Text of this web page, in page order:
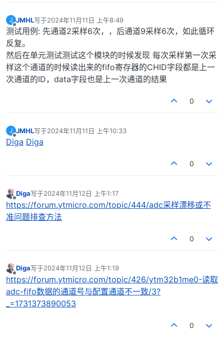
J
离线
JMHL写于2024年11月11日 上午8:49
最后由 编辑
测试用例: 先通道2采样6次，，后通道9采样6次，如此循环
反复。
然后在单元测试测试这个模块的时候发现 每次采样第一次采
样这个通道的时候读出来的fifo寄存器的CHID字段都是上一
次通道的ID，data字段也是上一次通道的结果
0
J
离线
JMHL写于2024年11月11日 上午10:33
最后由 编辑
Diga Diga
0
离线
Diga写于2024年11月12日 上午1:17
最后由 编辑
https://forum.ytmicro.com/topic/444/adc采样漂移或不
准问题排查方法
0
离线
Diga写于2024年11月12日 上午1:19
最后由 编辑
https://forum.ytmicro.com/topic/426/ytm32b1me0-读取
adc-fifo数据的通道号与配置通道不一致/3?
_=1731373890053
0